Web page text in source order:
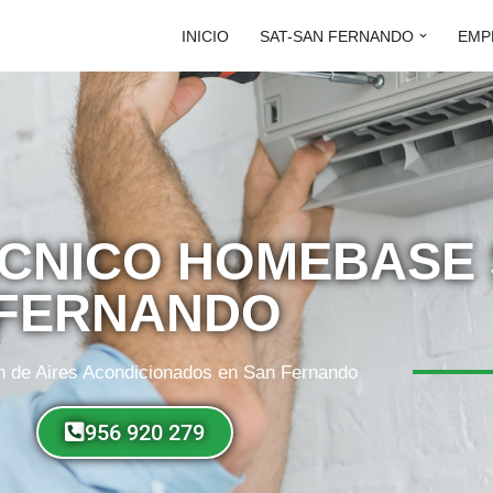
INICIO SAT-SAN FERNANDO
HOMEBASE
de Aires Acondicionados en San Fernando
956 920 279